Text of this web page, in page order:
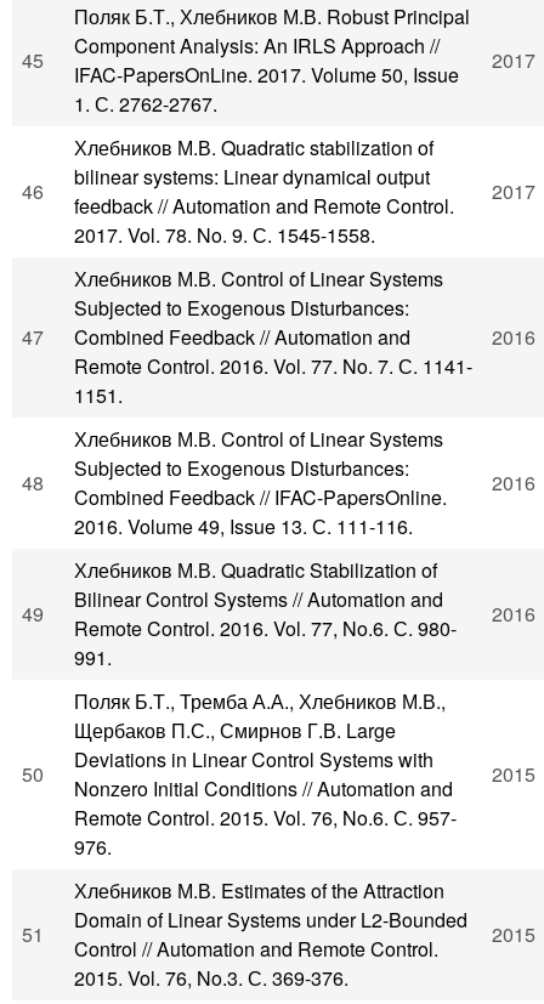
45
Поляк Б.Т., Хлебников М.В. Robust Principal
Component Analysis: An IRLS Approach //
IFAC-PapersOnLine. 2017. Volume 50, Issue
1. С. 2762-2767.
2017
46
Хлебников М.В. Quadratic stabilization of
bilinear systems: Linear dynamical output
feedback // Automation and Remote Control.
2017. Vol. 78. No. 9. С. 1545-1558.
2017
47
Хлебников М.В. Control of Linear Systems
Subjected to Exogenous Disturbances:
Combined Feedback // Automation and
Remote Control. 2016. Vol. 77. No. 7. С. 1141-
1151.
2016
48
Хлебников М.В. Control of Linear Systems
Subjected to Exogenous Disturbances:
Combined Feedback // IFAC-PapersOnline.
2016. Volume 49, Issue 13. С. 111-116.
2016
49
Хлебников М.В. Quadratic Stabilization of
Bilinear Control Systems // Automation and
Remote Control. 2016. Vol. 77, No.6. С. 980-
991.
2016
50
Поляк Б.Т., Тремба А.А., Хлебников М.В.,
Щербаков П.С., Смирнов Г.В. Large
Deviations in Linear Control Systems with
Nonzero Initial Conditions // Automation and
Remote Control. 2015. Vol. 76, No.6. С. 957-
976.
2015
51
Хлебников М.В. Estimates of the Attraction
Domain of Linear Systems under L2-Bounded
Control // Automation and Remote Control.
2015. Vol. 76, No.3. С. 369-376.
2015